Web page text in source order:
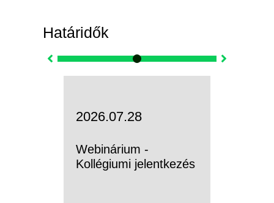
Határidők
2026.07.28
Webinárium -
Kollégiumi jelentkezés